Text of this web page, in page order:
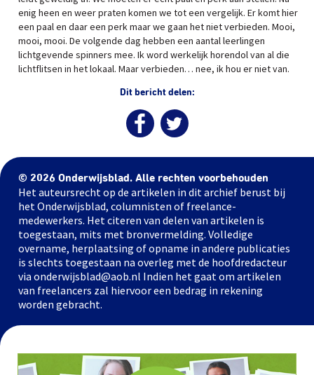
enig heen en weer praten komen we tot een vergelijk. Er komt hier
een paal en daar een perk maar we gaan het niet verbieden. Mooi,
mooi, mooi. De volgende dag hebben een aantal leerlingen
lichtgevende spinners mee. Ik word werkelijk horendol van al die
lichtflitsen in het lokaal. Maar verbieden… nee, ik hou er niet van.
Dit bericht delen:
© 2026 Onderwijsblad. Alle rechten voorbehouden
Het auteursrecht op de artikelen in dit archief berust bij
het Onderwijsblad, columnisten of freelance-
medewerkers. Het citeren van delen van artikelen is
toegestaan, mits met bronvermelding. Volledige
overname, herplaatsing of opname in andere publicaties
is slechts toegestaan na overleg met de hoofdredacteur
via onderwijsblad@aob.nl Indien het gaat om artikelen
van freelancers zal hiervoor een bedrag in rekening
worden gebracht.